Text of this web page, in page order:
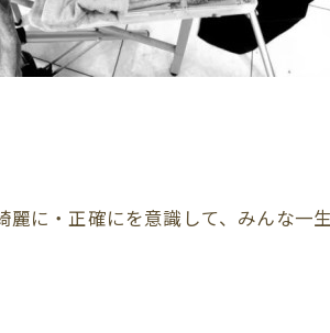
麗に・正確にを意識して、みんな一